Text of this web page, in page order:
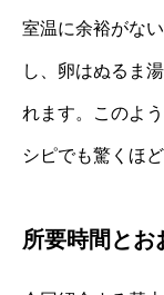
室温に余裕がな
し、卵はぬるま
れます。このよ
シピでも驚くほ
所要時間とお